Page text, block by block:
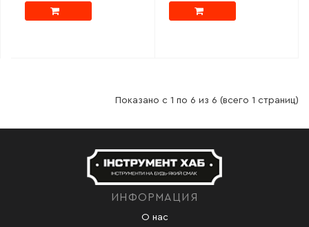
Показано с 1 по 6 из 6 (всего 1 страниц)
ИНФОРМАЦИЯ
О нас